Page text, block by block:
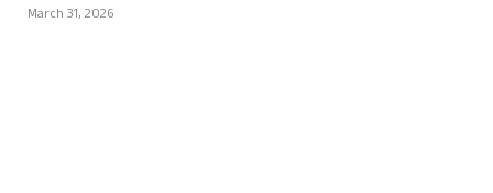
March 31, 2026